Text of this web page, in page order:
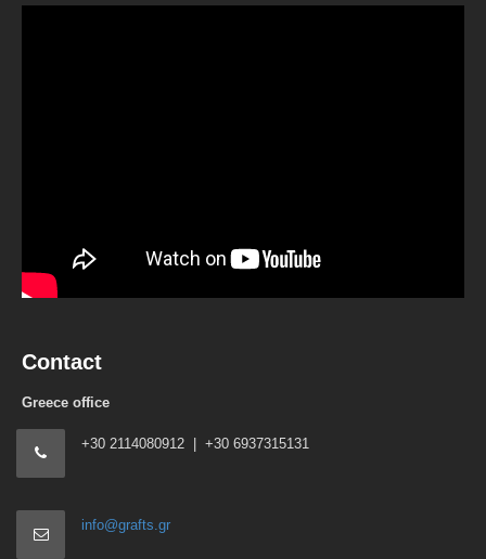
Contact
Greece office
+30 2114080912 | +30 6937315131
info@grafts.gr